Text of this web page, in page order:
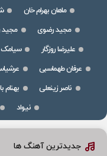
ماهان بهرام خان
مجید رضوی
علیرضا روزگار
سیامک
عرفان طهماسبی
ناصر زینعلی
بهنام
نیواد
جدیدترین آهنگ ها